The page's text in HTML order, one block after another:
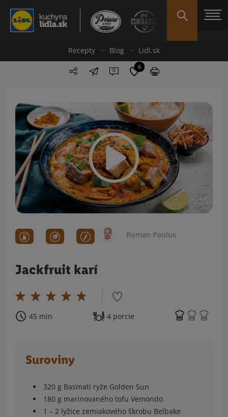
Recepty Blog Lidl.sk
0 6
Roman Paulus
Jackfruit karí
45 min 4 porcie
Suroviny
320 g Basmati ryže Golden Sun
180 g marinovaného tofu Vemondo
1 – 2 lyžice zemiakového škrobu Belbake